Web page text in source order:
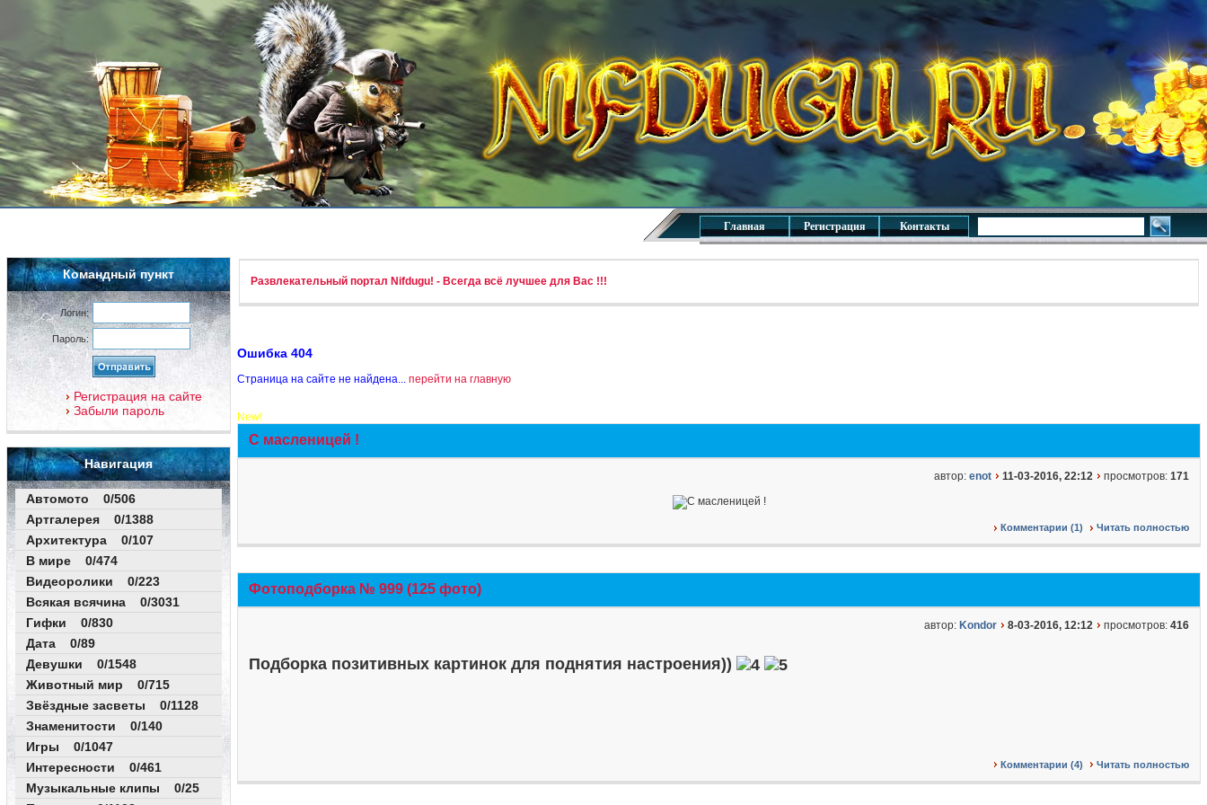
Главная Регистрация Контакты
Командный пункт
Логин:
Пароль:
Регистрация на сайте
Забыли пароль
Навигация
Автомото 0/506
Артгалерея 0/1388
Архитектура 0/107
В мире 0/474
Видеоролики 0/223
Всякая всячина 0/3031
Гифки 0/830
Дата 0/89
Девушки 0/1548
Животный мир 0/715
Звёздные засветы 0/1128
Знаменитости 0/140
Игры 0/1047
Интересности 0/461
Музыкальные клипы 0/25
Развлекательный портал Nifdugu! - Всегда всё лучшее для Вас !!!
Ошибка 404
Страница на сайте не найдена... перейти на главную
New!
С масленицей !
автор: enot 11-03-2016, 22:12 просмотров: 171
Комментарии (1) Читать полностью
Фотоподборка № 999 (125 фото)
автор: Kondor 8-03-2016, 12:12 просмотров: 416
Подборка позитивных картинок для поднятия настроения))
Комментарии (4) Читать полностью